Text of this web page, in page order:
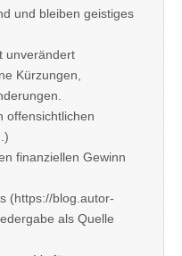
und bleiben geistiges
unverändert
Kürzungen,
offensichtlichen
finanziellen Gewinn
(https://blog.autor-
als Quelle